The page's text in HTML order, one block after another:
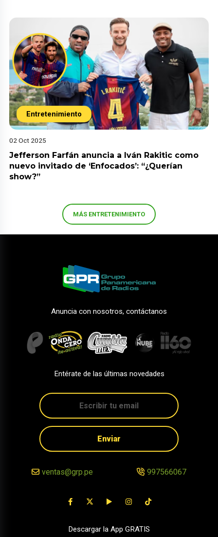
Entretenimiento
02 Oct 2025
Jefferson Farfán anuncia a Iván Rakitic como
nuevo invitado de ‘Enfocados’: “¿Querían
show?”
MÁS ENTRETENIMIENTO
Anuncia con nosotros, contáctanos
Entérate de las últimas novedades
Enviar
ventas@grp.pe 997566067
Descargar la App GRATIS